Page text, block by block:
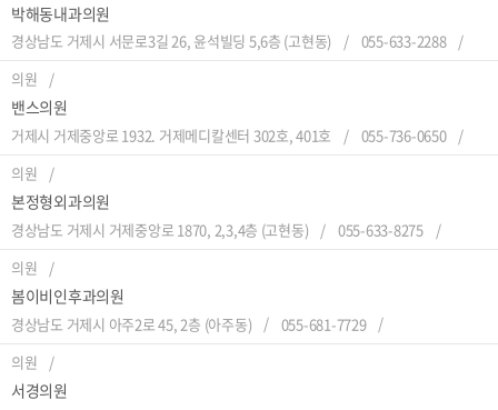
박해동내과의원
경상남도 거제시 서문로3길 26, 윤석빌딩 5,6층 (고현동)
055-633-2288
의원
밴스의원
거제시 거제중앙로 1932. 거제메디칼센터 302호, 401호
055-736-0650
의원
본정형외과의원
경상남도 거제시 거제중앙로 1870, 2,3,4층 (고현동)
055-633-8275
의원
봄이비인후과의원
경상남도 거제시 아주2로 45, 2층 (아주동)
055-681-7729
의원
서경의원